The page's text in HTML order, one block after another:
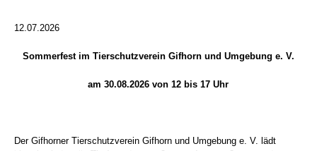
12.07.2026
Sommerfest im Tierschutzverein Gifhorn und Umgebung e. V.
am 30.08.2026 von 12 bis 17 Uhr
Der Gifhorner Tierschutzverein Gifhorn und Umgebung e. V. lädt